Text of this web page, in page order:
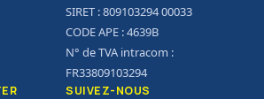
SIRET : 809103294 00033
CODE APE : 4639B
N° de TVA intracom :
FR33809103294
SUIVEZ-NOUS